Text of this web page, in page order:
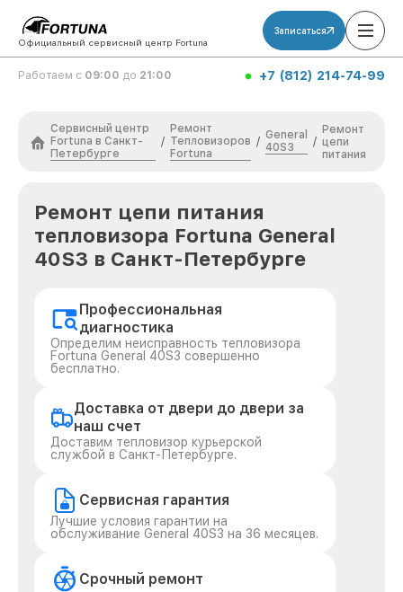
Официальный сервисный центр Fortuna
Записаться
Работаем с 09:00 до 21:00 +7 (812) 214-74-99
Сервисный центр
Fortuna в Санкт-
Петербурге
/
Ремонт
Тепловизоров
Fortuna
/
General
40S3
/
Ремонт
цепи
питания
Ремонт цепи питания
тепловизора Fortuna General
40S3 в Санкт-Петербурге
Профессиональная
диагностика
Определим неисправность тепловизора
Fortuna General 40S3 совершенно
бесплатно.
Доставка от двери до двери за
наш счет
Доставим тепловизор курьерской
службой в Санкт-Петербурге.
Сервисная гарантия
Лучшие условия гарантии на
обслуживание General 40S3 на 36 месяцев.
Срочный ремонт